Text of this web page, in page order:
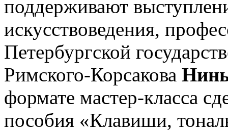
поддерживают
искусствоведения,
Петербургской
Римского-Корсакова
формате мастер-класса
пособия «Клавиши,